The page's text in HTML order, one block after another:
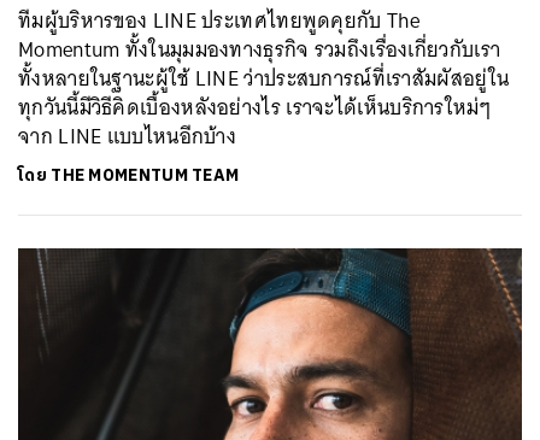
ทีมผู้บริหารของ LINE ประเทศไทยพูดคุยกับ The
Momentum ทั้งในมุมมองทางธุรกิจ รวมถึงเรื่องเกี่ยวกับเรา
ทั้งหลายในฐานะผู้ใช้ LINE ว่าประสบการณ์ที่เราสัมผัสอยู่ใน
ทุกวันนี้มีวิธีคิดเบื้องหลังอย่างไร เราจะได้เห็นบริการใหม่ๆ
จาก LINE แบบไหนอีกบ้าง
โดย THE MOMENTUM TEAM
SHARE TWEET LINE EMAIL